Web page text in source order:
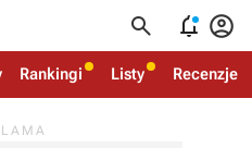
  
Rankingi Listy Recenzje